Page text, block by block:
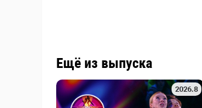
Ещё из выпуска
2026.8